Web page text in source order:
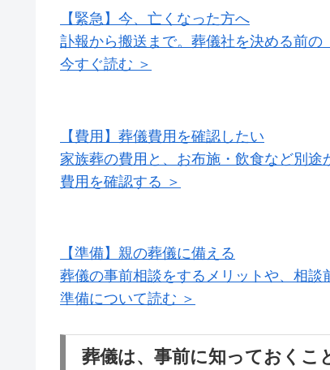
【緊急】今、亡くなった方へ
訃報から搬送まで。葬儀社を決める前
今すぐ読む ＞
【費用】葬儀費用を確認したい
家族葬の費用と、お布施・飲食など別
費用を確認する ＞
【準備】親の葬儀に備える
葬儀の事前相談をするメリットや、相
準備について読む ＞
葬儀は、事前に知っておくこ